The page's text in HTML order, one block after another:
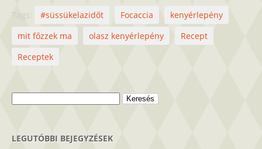
Tags: #süssükelazidőt Focaccia
kenyérlepény
mit főzzek ma
olasz kenyérlepény
Recept
Receptek
LEGUTÓBBI BEJEGYZÉSEK